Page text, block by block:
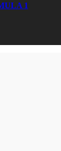
1